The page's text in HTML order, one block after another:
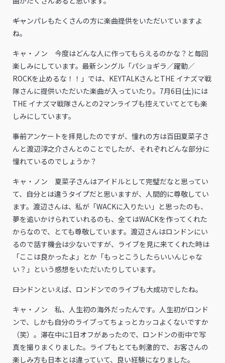
――ギャンパレもたくさんの方に楽曲提供をいただいていますよ
ね。
キャ・ノン 今度はどんな人に作ってもらえるのかな？と毎回
楽しみにしています。最新シングル「パショギラ／躍動／
ROCKを止めるな！！」では、KEYTALKさんとTHE イナズマ戦
隊さんに提供いただいた楽曲が入っていたり。7月6日(土)には
THE イナズマ戦隊さんとの2マンライブも控えていてとても楽
しみにしています。
――事前アンケートを拝見したのですが、憧れの方は百田夏菜子さ
んと渡辺淳之介さんとのことでしたが、それぞれどんな部分に
憧れているのでしょうか？
キャ・ノン 夏菜子さんはアイドルとして完璧だなと思ってい
て、自分とは違うタイプだと思いますが、人間的に尊敬してい
ます。渡辺さんは、私が「WACKに入りたい」と思ったのも、
夢を追いかけられていれるのも、全てはWACKを作ってくれた
からなので、とても尊敬しています。渡辺さんはロンドンにい
るので話す機会は少ないですが、ライブを見に来てくれた時は
「ここは良かったよ」とか「もっとこうしたらいいんじゃな
い？」という感想をいただいたりしています。
――ロンドンといえば、ロンドンでのライブも大成功でしたね。
キャ・ノン 私、人生初の海外だったんです。人生初がロンド
ンで、しかも自分のライブってちょっとカッコよくないですか
（笑）。滞在中に1日オフがあったので、ロンドンの街中で写
真を撮りまくりました。ライブもとても刺激的で、お客さんの
楽しみ方も日本とは違っていて、良い経験になりました。